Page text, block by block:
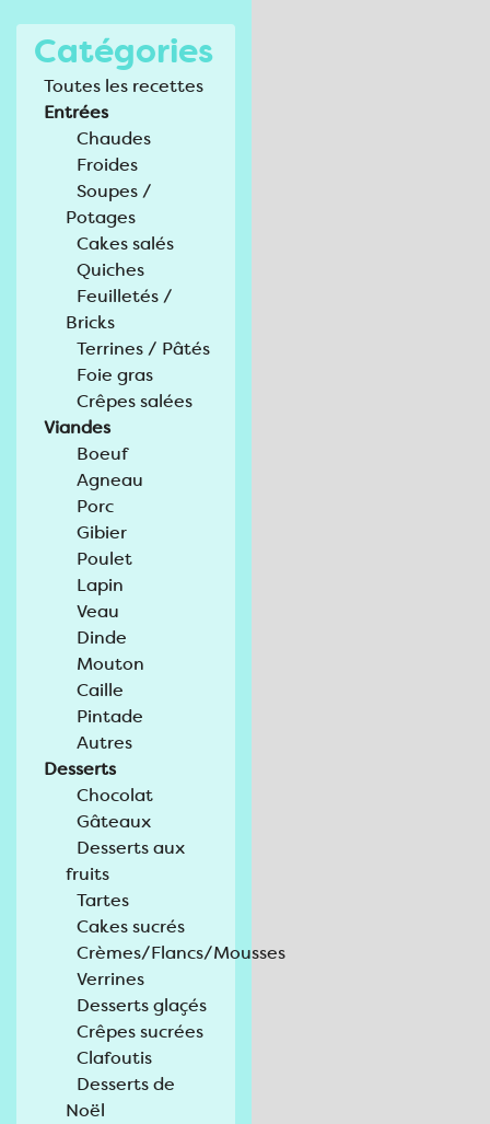
Catégories
Toutes les recettes
Entrées
Chaudes
Froides
Soupes /
Potages
Cakes salés
Quiches
Feuilletés /
Bricks
Terrines / Pâtés
Foie gras
Crêpes salées
Viandes
Boeuf
Agneau
Porc
Gibier
Poulet
Lapin
Veau
Dinde
Mouton
Caille
Pintade
Autres
Desserts
Chocolat
Gâteaux
Desserts aux
fruits
Tartes
Cakes sucrés
Crèmes/Flancs/Mousses
Verrines
Desserts glaçés
Crêpes sucrées
Clafoutis
Desserts de
Noël